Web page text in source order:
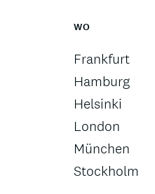
WO
Frankfurt
Hamburg
Helsinki
London
München
Stockholm